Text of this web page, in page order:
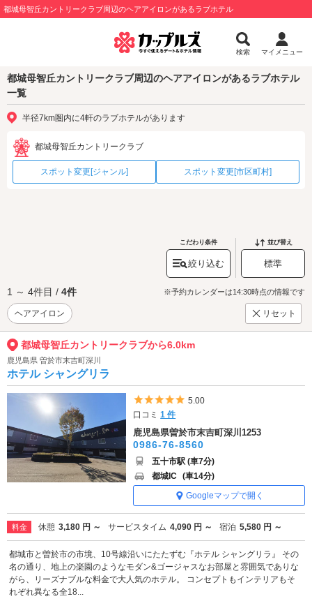
都城母智丘カントリークラブ周辺のヘアアイロンがあるラブホテル
検索 マイメニュー
都城母智丘カントリークラブ周辺のヘアアイロンがあるラブホテル
一覧
半径7km圏内に4軒のラブホテルがあります
都城母智丘カントリークラブ
スポット変更[ジャンル] スポット変更[市区町村]
こだわり条件
絞り込む
並び替え
標準
1 ～ 4件目 / 4件 ※予約カレンダーは14:30時点の情報です
ヘアアイロン リセット
都城母智丘カントリークラブから6.0km
鹿児島県 曽於市末吉町深川
ホテル シャングリラ
5つ星のうち5
5.00
口コミ1 件
鹿児島県曽於市末吉町深川1253
0986-76-8560
五十市駅 (車7分)
都城IC (車14分)
Googleマップで開く
料金 休憩 3,180 円 ～ サービスタイム 4,090 円 ～ 宿泊 5,580 円 ～
都城市と曽於市の市境、10号線沿いにたたずむ『ホテル シャングリラ』 その
名の通り、地上の楽園のようなモダン&ゴージャスなお部屋と雰囲気でありな
がら、リーズナブルな料金で大人気のホテル。 コンセプトもインテリアもそ
れぞれ異なる全18...